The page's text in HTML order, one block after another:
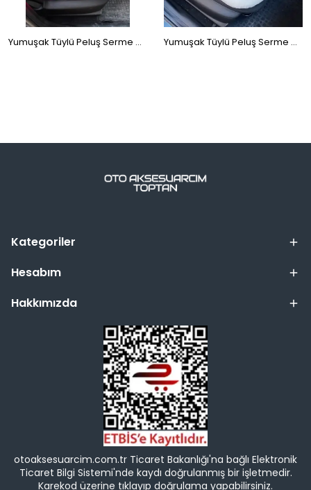
Yumuşak Tüylü Peluş Serme Oto Koltuk Koruyucu Minder Ön 2'li Fuşya Pembe Yumuşak Tüylü Peluş Serme Oto Koltuk Koruyucu Minder Ön Tekli Beyaz
Kategoriler
Hesabım
Hakkımızda
otoaksesuarcim.com.tr Ticaret Bakanlığı'na bağlı Elektronik
Ticaret Bilgi Sistemi'nde kaydı doğrulanmış bir işletmedir.
Karekod üzerine tıklayıp doğrulama yapabilirsiniz.